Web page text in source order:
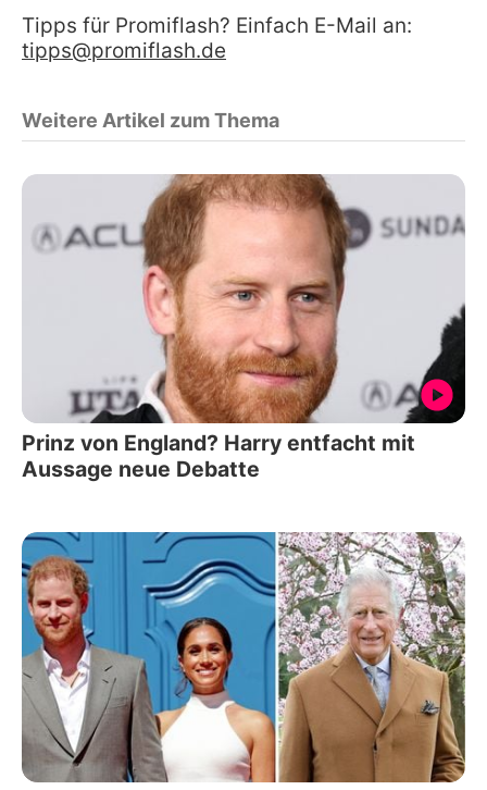
Tipps für Promiflash? Einfach E-Mail an:
tipps@promiflash.de
Weitere Artikel zum Thema
Prinz von England? Harry entfacht mit
Aussage neue Debatte